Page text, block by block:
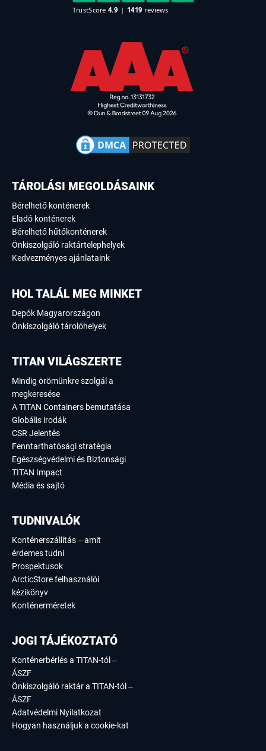
TÁROLÁSI MEGOLDÁSAINK
Bérelhető konténerek
Eladó konténerek
Bérelhető hűtőkonténerek
Önkiszolgáló raktártelephelyek
Kedvezményes ajánlataink
HOL TALÁL MEG MINKET
Depók Magyarországon
Önkiszolgáló tárolóhelyek
TITAN VILÁGSZERTE
Mindig örömünkre szolgál a
megkeresése
A TITAN Containers bemutatása
Globális irodák
CSR Jelentés
Fenntarthatósági stratégia
Egészségvédelmi és Biztonsági
TITAN Impact
Média és sajtó
TUDNIVALÓK
Konténerszállítás – amit
érdemes tudni
Prospektusok
ArcticStore felhasználói
kézikönyv
Konténerméretek
JOGI TÁJÉKOZTATÓ
Konténerbérlés a TITAN-tól –
ÁSZF
Önkiszolgáló raktár a TITAN-tól –
ÁSZF
Adatvédelmi Nyilatkozat
Hogyan használjuk a cookie-kat